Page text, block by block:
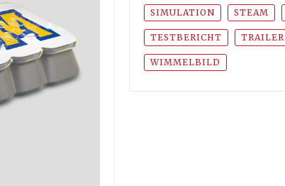
SIMULATION STEAM
TESTBERICHT TRAILER
WIMMELBILD